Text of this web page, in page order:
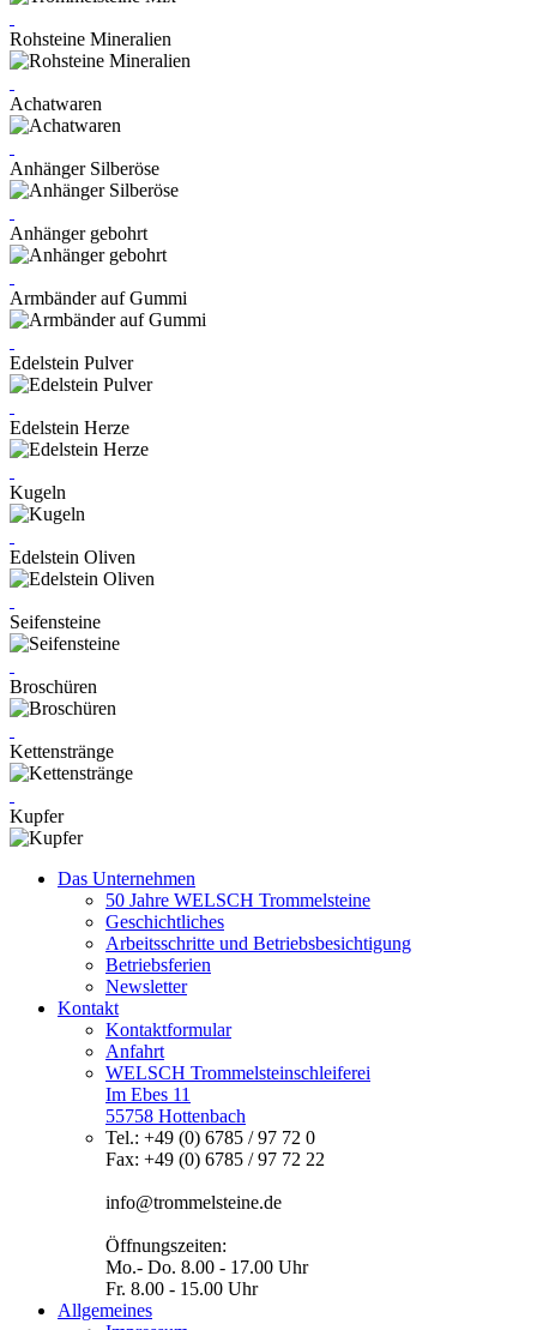
Rohsteine Mineralien
Achatwaren
Anhänger Silberöse
Anhänger gebohrt
Armbänder auf Gummi
Edelstein Pulver
Edelstein Herze
Kugeln
Edelstein Oliven
Seifensteine
Broschüren
Kettenstränge
Kupfer
Das Unternehmen
50 Jahre WELSCH Trommelsteine
Geschichtliches
Arbeitsschritte und Betriebsbesichtigung
Betriebsferien
Newsletter
Kontakt
Kontaktformular
Anfahrt
WELSCH Trommelsteinschleiferei
Im Ebes 11
55758 Hottenbach
Tel.: +49 (0) 6785 / 97 72 0
Fax: +49 (0) 6785 / 97 72 22
info@trommelsteine.de
Öffnungszeiten:
Mo.- Do. 8.00 - 17.00 Uhr
Fr. 8.00 - 15.00 Uhr
Allgemeines